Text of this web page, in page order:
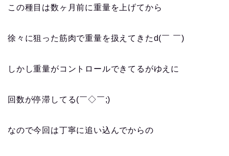
この種目は数ヶ月前に重量を上げてから
徐々に狙った筋肉で重量を扱えてきたd(￣ ￣)
しかし重量がコントロールできてるがゆえに
回数が停滞してる(￣◇￣;)
なので今回は丁寧に追い込んでからの